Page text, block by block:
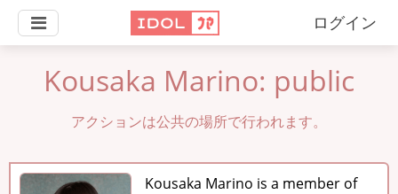
ログイン
Kousaka Marino: public
アクションは公共の場所で行われます。
Kousaka Marino is a member of